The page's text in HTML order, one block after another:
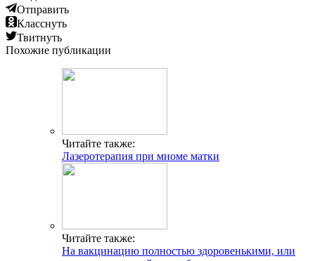
Отправить
Класснуть
Твитнуть
Похожие публикации
Читайте также:
Лазеротерапия при миоме матки
Читайте также:
На вакцинацию полностью здоровенькими, или